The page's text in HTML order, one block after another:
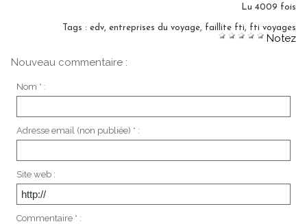
Lu 4009 fois
Tags : edv, entreprises du voyage, faillite fti, fti voyages
Notez
Nouveau commentaire :
Nom * :
Adresse email (non publiée) * :
Site web :
Commentaire * :